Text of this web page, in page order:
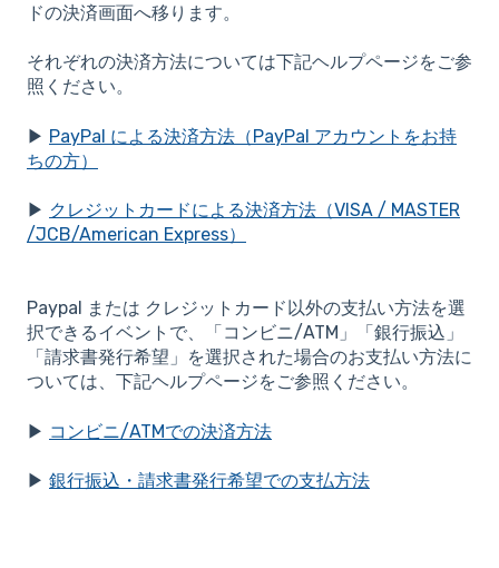
ドの決済画面へ移ります。
それぞれの決済方法については下記ヘルプページをご参
照ください。
▶ PayPal による決済方法（PayPal アカウントをお持
ちの方）
▶ クレジットカードによる決済方法（VISA / MASTER
/JCB/American Express）
Paypal または クレジットカード以外の支払い方法を選
択できるイベントで、「コンビニ/ATM」「銀行振込」
「請求書発行希望」を選択された場合のお支払い方法に
ついては、下記ヘルプページをご参照ください。
▶ コンビニ/ATMでの決済方法
▶ 銀行振込・請求書発行希望での支払方法